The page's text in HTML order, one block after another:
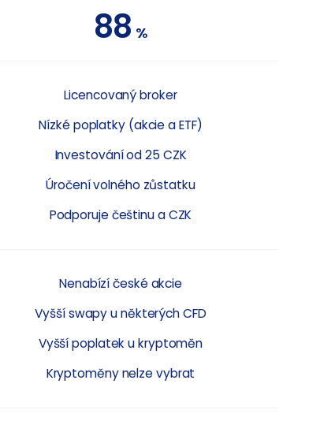
88 %
Licencovaný broker
Nízké poplatky (akcie a ETF)
Investování od 25 CZK
Úročení volného zůstatku
Podporuje češtinu a CZK
Nenabízí české akcie
Vyšší swapy u některých CFD
Vyšší poplatek u kryptoměn
Kryptoměny nelze vybrat